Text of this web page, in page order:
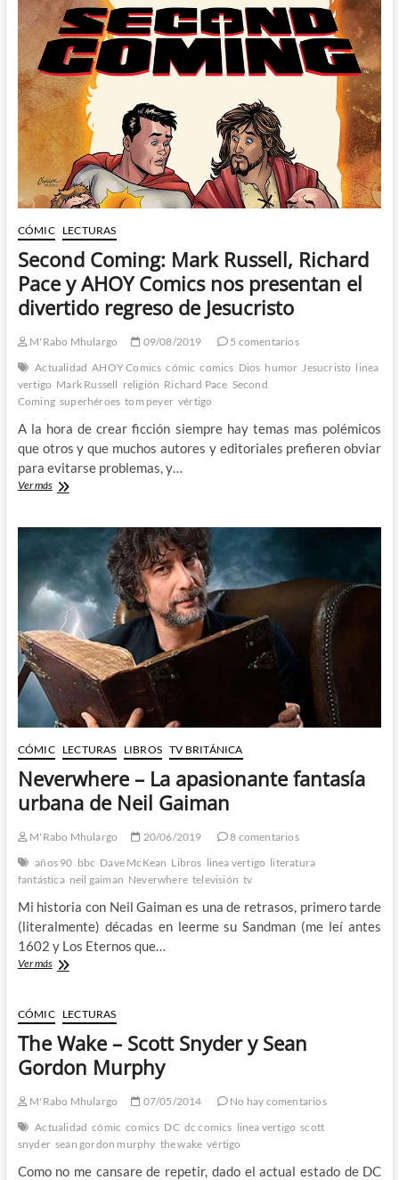
y
Marc
Hempel
CÓMIC LECTURAS
Second Coming: Mark Russell, Richard
Pace y AHOY Comics nos presentan el
divertido regreso de Jesucristo
M'Rabo Mhulargo 09/08/2019
5 comentarios
Actualidad AHOY Comics cómic comics Dios humor Jesucristo linea
vertigo Mark Russell religión Richard Pace Second
Coming superhéroes tom peyer vértigo
A la hora de crear ficción siempre hay temas mas polémicos
que otros y que muchos autores y editoriales prefieren obviar
para evitarse problemas, y…
Ver másSecond
y
AHOY
Comics
nos
presentan
el
divertido
regreso
de
Jesucristo
CÓMIC
LECTURAS LIBROS TV BRITÁNICA
Neverwhere – La apasionante fantasía
urbana de Neil Gaiman
M'Rabo Mhulargo 20/06/2019
8 comentarios
años 90 bbc Dave McKean Libros linea vertigo literatura
fantástica neil gaiman Neverwhere televisión tv
Mi historia con Neil Gaiman es una de retrasos, primero tarde
(literalmente) décadas en leerme su Sandman (me leí antes
1602 y Los Eternos que…
Ver másNeverwhere
apasionante
fantasía
urbana
de
Neil
CÓMIC LECTURAS
The Wake – Scott Snyder y Sean
Gordon Murphy
M'Rabo Mhulargo 07/05/2014
No hay comentarios
Actualidad cómic comics DC dc comics linea vertigo scott
snyder sean gordon murphy the wake vértigo
Como no me cansare de repetir, dado el actual estado de DC